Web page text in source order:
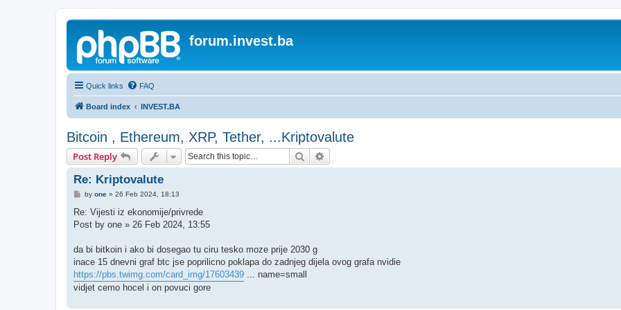
forum.invest.ba
Quick links FAQ
Board index INVEST.BA
Bitcoin , Ethereum, XRP, Tether, ...Kriptovalute
Post Reply Search
Re: Kriptovalute
P
s
by one» 26 Feb 2024, 18:13
Re: Vijesti iz ekonomije/privrede
Post by one » 26 Feb 2024, 13:55
da bi bitkoin i ako bi dosegao tu ciru tesko moze prije 2030 g
inace 15 dnevni graf btc jse poprilicno poklapa do zadnjeg dijela ovog grafa nvidie
https://pbs.twimg.com/card_img/17603439 ... name=small
vidjet cemo hocel i on povuci gore